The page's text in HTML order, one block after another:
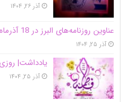
آذر ۲۶, ۱۴۰۴
عناوین روزنامه‌های البرز در ‌18 آذرماه/صدرنشینی در ارائه خدمات زایمان بی‌درد
آذر ۲۵, ۱۴۰۴
یادداشت|
آذر ۲۵, ۱۴۰۴